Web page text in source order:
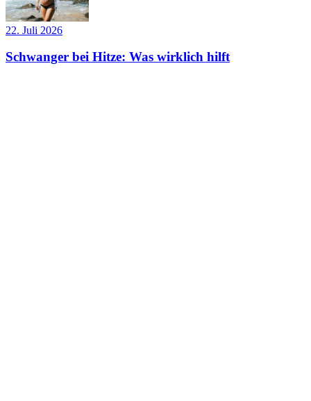
22. Juli 2026
Schwanger bei Hitze: Was wirklich hilft